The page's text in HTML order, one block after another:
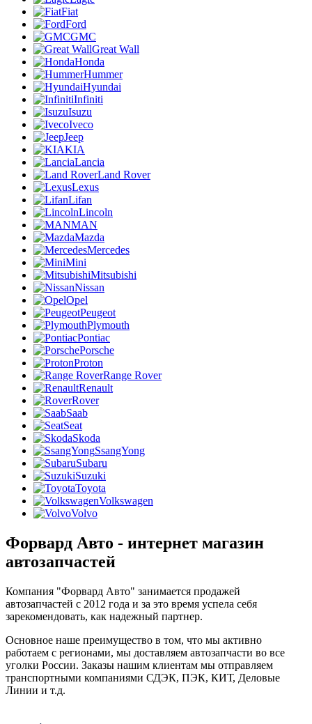
Fiat
Ford
GMC
Great Wall
Honda
Hummer
Hyundai
Infiniti
Isuzu
Iveco
Jeep
KIA
Lancia
Land Rover
Lexus
Lifan
Lincoln
MAN
Mazda
Mercedes
Mini
Mitsubishi
Nissan
Opel
Peugeot
Plymouth
Pontiac
Porsche
Proton
Range Rover
Renault
Rover
Saab
Seat
Skoda
SsangYong
Subaru
Suzuki
Toyota
Volkswagen
Volvo
Форвард Авто - интернет магазин
автозапчастей
Компания "Форвард Авто" занимается продажей
автозапчастей с 2012 года и за это время успела себя
зарекомендовать, как надежный партнер.
Основное наше преимущество в том, что мы активно
работаем с регионами, мы доставляем автозапчасти во все
уголки России. Заказы нашим клиентам мы отправляем
транспортными компаниями СДЭК, ПЭК, КИТ, Деловые
Линии и т.д.